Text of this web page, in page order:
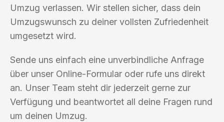
Umzug verlassen. Wir stellen sicher, dass dein
Umzugswunsch zu deiner vollsten Zufriedenheit
umgesetzt wird.
Sende uns einfach eine unverbindliche Anfrage
über unser Online-Formular oder rufe uns direkt
an. Unser Team steht dir jederzeit gerne zur
Verfügung und beantwortet all deine Fragen rund
um deinen Umzug.